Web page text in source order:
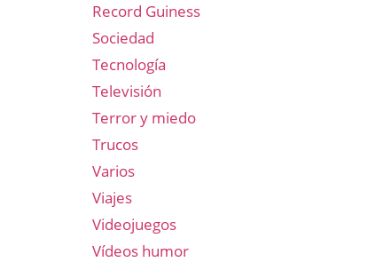
Record Guiness
Sociedad
Tecnología
Televisión
Terror y miedo
Trucos
Varios
Viajes
Videojuegos
Vídeos humor